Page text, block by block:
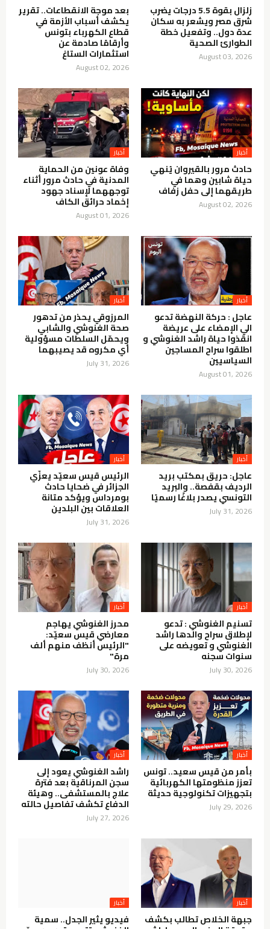
زلزال بقوة 5.5 درجات يضرب
شرق مصر ويشعر به سكان
عدة دول.. وتفعيل خطة
الطوارئ الصحية
August 03, 2026
بعد موجة الانقطاعات.. تقرير
يكشف أسباب الأزمة في
قطاع الكهرباء بتونس
وأرقامًا صادمة عن
استثمارات الستاغ
August 02, 2026
أخبار
حادث مرور بالقيروان يُنهي
حياة شابين وهما في
طريقهما إلى حفل زفاف
August 02, 2026
أخبار
وفاة عونين من الحماية
المدنية في حادث مرور أثناء
توجههما لإسناد جهود
إخماد حرائق الكاف
August 01, 2026
أخبار
عاجل : حركة النهضة تدعو
الي الإمضاء على عريضة
انقذوا حياة راشد الغنوشي و
اطلقوا سراح المساجين
السياسيين
August 01, 2026
أخبار
المرزوقي يحذر من تدهور
صحة الغنوشي والشابي
ويحمّل السلطات مسؤولية
أي مكروه قد يصيبهما
July 31, 2026
أخبار
عاجل: حريق بمكتب بريد
الرديف بقفصة.. والبريد
التونسي يصدر بلاغًا رسميًا
July 31, 2026
أخبار
الرئيس قيس سعيّد يعزّي
الجزائر في ضحايا حادث
بومرداس ويؤكد متانة
العلاقات بين البلدين
July 31, 2026
أخبار
تسنيم الغنوشي : تدعو
لإطلاق سراح والدها راشد
الغنوشي و تعويضه على
سنوات سجنه
July 30, 2026
أخبار
محرز الغنوشي يهاجم
معارضي قيس سعيّد:
"الرئيس أنظف منهم ألف
مرة"
July 30, 2026
أخبار
بأمر من قيس سعيد.. تونس
تعزز منظومتها الكهربائية
بتجهيزات تكنولوجية حديثة
July 29, 2026
أخبار
راشد الغنوشي يعود إلى
سجن المرناقية بعد فترة
علاج بالمستشفى.. وهيئة
الدفاع تكشف تفاصيل حالته
July 27, 2026
أخبار
جبهة الخلاص تطالب بكشف
أخبار
فيديو يثير الجدل.. سمية